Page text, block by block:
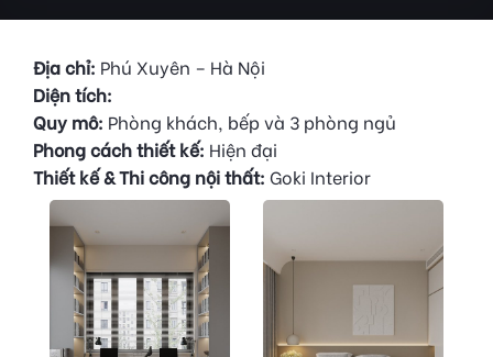
Địa chỉ: Phú Xuyên – Hà Nội
Diện tích:
Quy mô: Phòng khách, bếp và 3 phòng ngủ
Phong cách thiết kế: Hiện đại
Thiết kế & Thi công nội thất: Goki Interior